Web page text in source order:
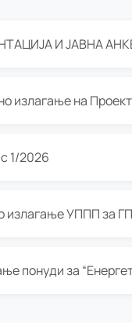
1/2026
излагање УППП за